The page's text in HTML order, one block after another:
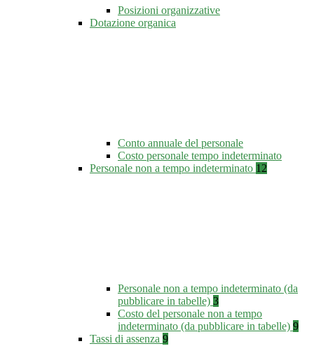
Posizioni organizzative
Dotazione organica
Conto annuale del personale
Costo personale tempo indeterminato
Personale non a tempo indeterminato 12
Personale non a tempo indeterminato (da
pubblicare in tabelle) 3
Costo del personale non a tempo
indeterminato (da pubblicare in tabelle) 9
Tassi di assenza 9